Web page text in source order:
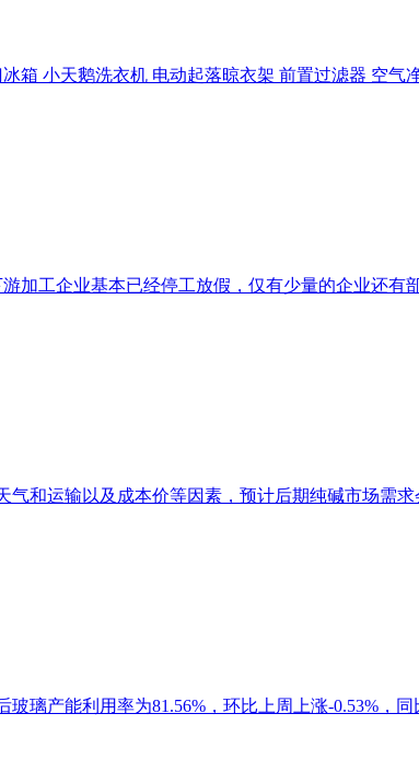
箱 小天鹅洗衣机 电动起落晾衣架 前置过滤器 空气
加工企业基本已经停工放假，仅有少量的企业还有
和运输以及成本价等因素，预计后期纯碱市场需求
璃产能利用率为81.56%，环比上周上涨-0.53%，同